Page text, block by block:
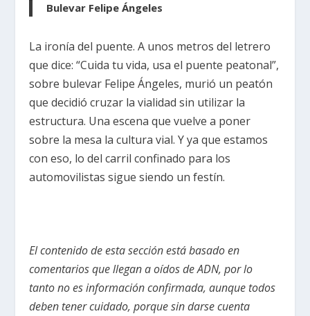
Bulevar Felipe Ángeles
La ironía del puente. A unos metros del letrero
que dice: “Cuida tu vida, usa el puente peatonal”,
sobre bulevar Felipe Ángeles, murió un peatón
que decidió cruzar la vialidad sin utilizar la
estructura. Una escena que vuelve a poner
sobre la mesa la cultura vial. Y ya que estamos
con eso, lo del carril confinado para los
automovilistas sigue siendo un festín.
El contenido de esta sección está basado en
comentarios que llegan a oídos de ADN, por lo
tanto no es información confirmada, aunque todos
deben tener cuidado, porque sin darse cuenta